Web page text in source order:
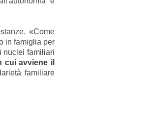
«Come
in famiglia per
nuclei familiari
cui avviene il
familiare